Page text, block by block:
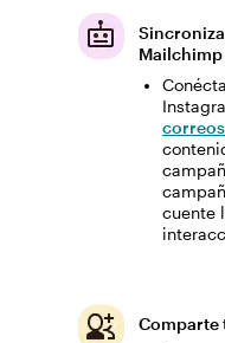
Mailchimp
cuente
Comparte